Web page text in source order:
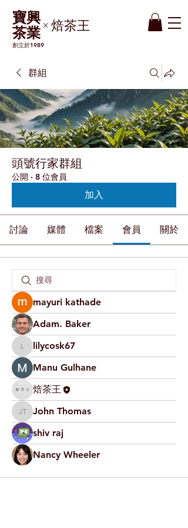
​寶興
茶業 × 焙茶王
創立於1989
群組
頭號行家群組
公開 · 8 位會員
加入
討論 媒體 檔案 會員 關於
mayuri kathade
Adam. Baker
lilycosk67
lilycosk67
Manu Gulhane
焙茶王
John Thomas
John Thomas
shiv raj
Nancy Wheeler